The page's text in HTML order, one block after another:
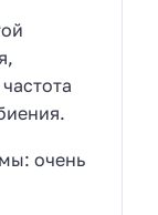
очень